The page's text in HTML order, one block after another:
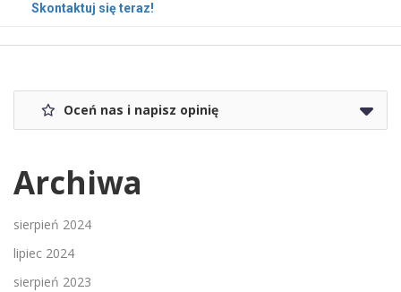
Skontaktuj się teraz!
Oceń nas i napisz opinię
Archiwa
sierpień 2024
lipiec 2024
sierpień 2023